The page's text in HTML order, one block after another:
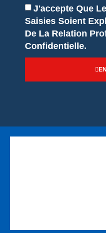
J'accepte Que
Saisies Soient
De La Relation
Confidentielle.